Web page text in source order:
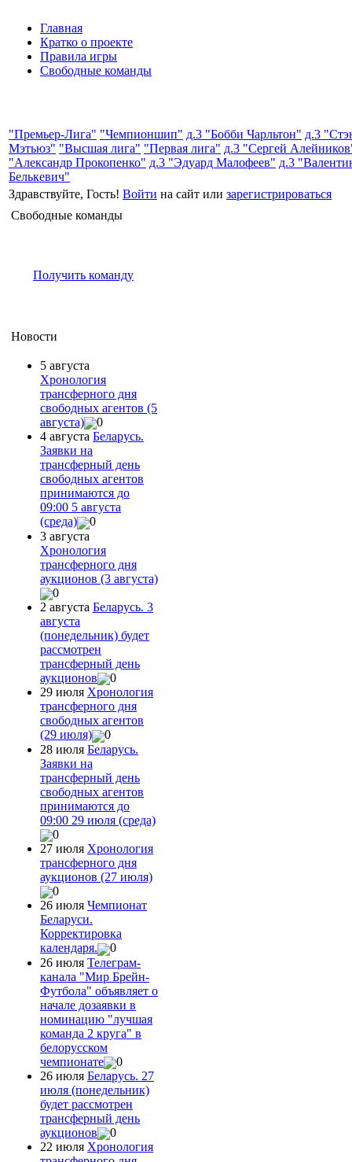
Главная
Кратко о проекте
Правила игры
Свободные команды
"Премьер-Лига" "Чемпионшип" д.3 "Бобби Чарльтон" д.3
Мэтьюз" "Высшая лига" "Первая лига" д.3 "Сергей
"Александр Прокопенко" д.3 "Эдуард Малофеев" д.3
Белькевич"
Здравствуйте, Гость! Войти на сайт или зарегистрироваться
Свободные команды
Получить команду
Новости
5 августа
Хронология
трансферного дня
свободных агентов (5
августа)
0
4 августа Беларусь.
Заявки на
трансферный день
свободных агентов
принимаются до
09:00 5 августа
(среда)
0
3 августа
Хронология
трансферного дня
аукционов (3 августа)
0
2 августа Беларусь. 3
августа
(понедельник) будет
рассмотрен
трансферный день
аукционов
0
29 июля Хронология
трансферного дня
свободных агентов
(29 июля)
0
28 июля Беларусь.
Заявки на
трансферный день
свободных агентов
принимаются до
09:00 29 июля (среда)
0
27 июля Хронология
трансферного дня
аукционов (27 июля)
0
26 июля Чемпионат
Беларуси.
Корректировка
календаря.
0
26 июля Телеграм-
канала "Мир Брейн-
Футбола" объявляет о
начале дозаявки в
номинацию "лучшая
команда 2 круга" в
белорусском
чемпионате
0
26 июля Беларусь. 27
июля (понедельник)
будет рассмотрен
трансферный день
аукционов
0
22 июля Хронология